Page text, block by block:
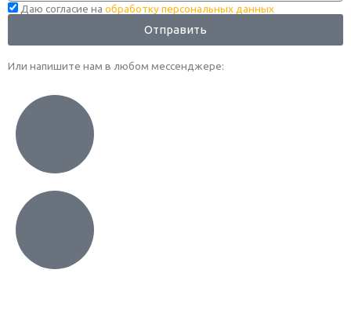
Даю согласие на обработку персональных данных
Отправить
Или напишите нам в любом месcенджере: